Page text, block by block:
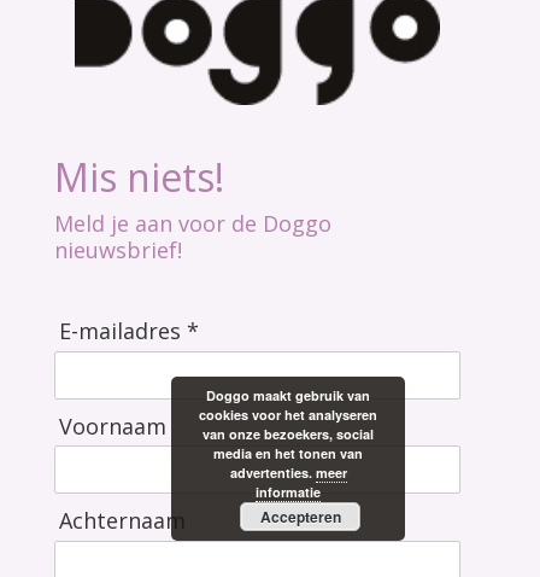
Mis niets!
Meld je aan voor de Doggo
nieuwsbrief!
E-mailadres *
Voornaam
Achternaam
Doggo maakt gebruik van
cookies voor het analyseren
van onze bezoekers, social
media en het tonen van
advertenties. meer
informatie
Accepteren